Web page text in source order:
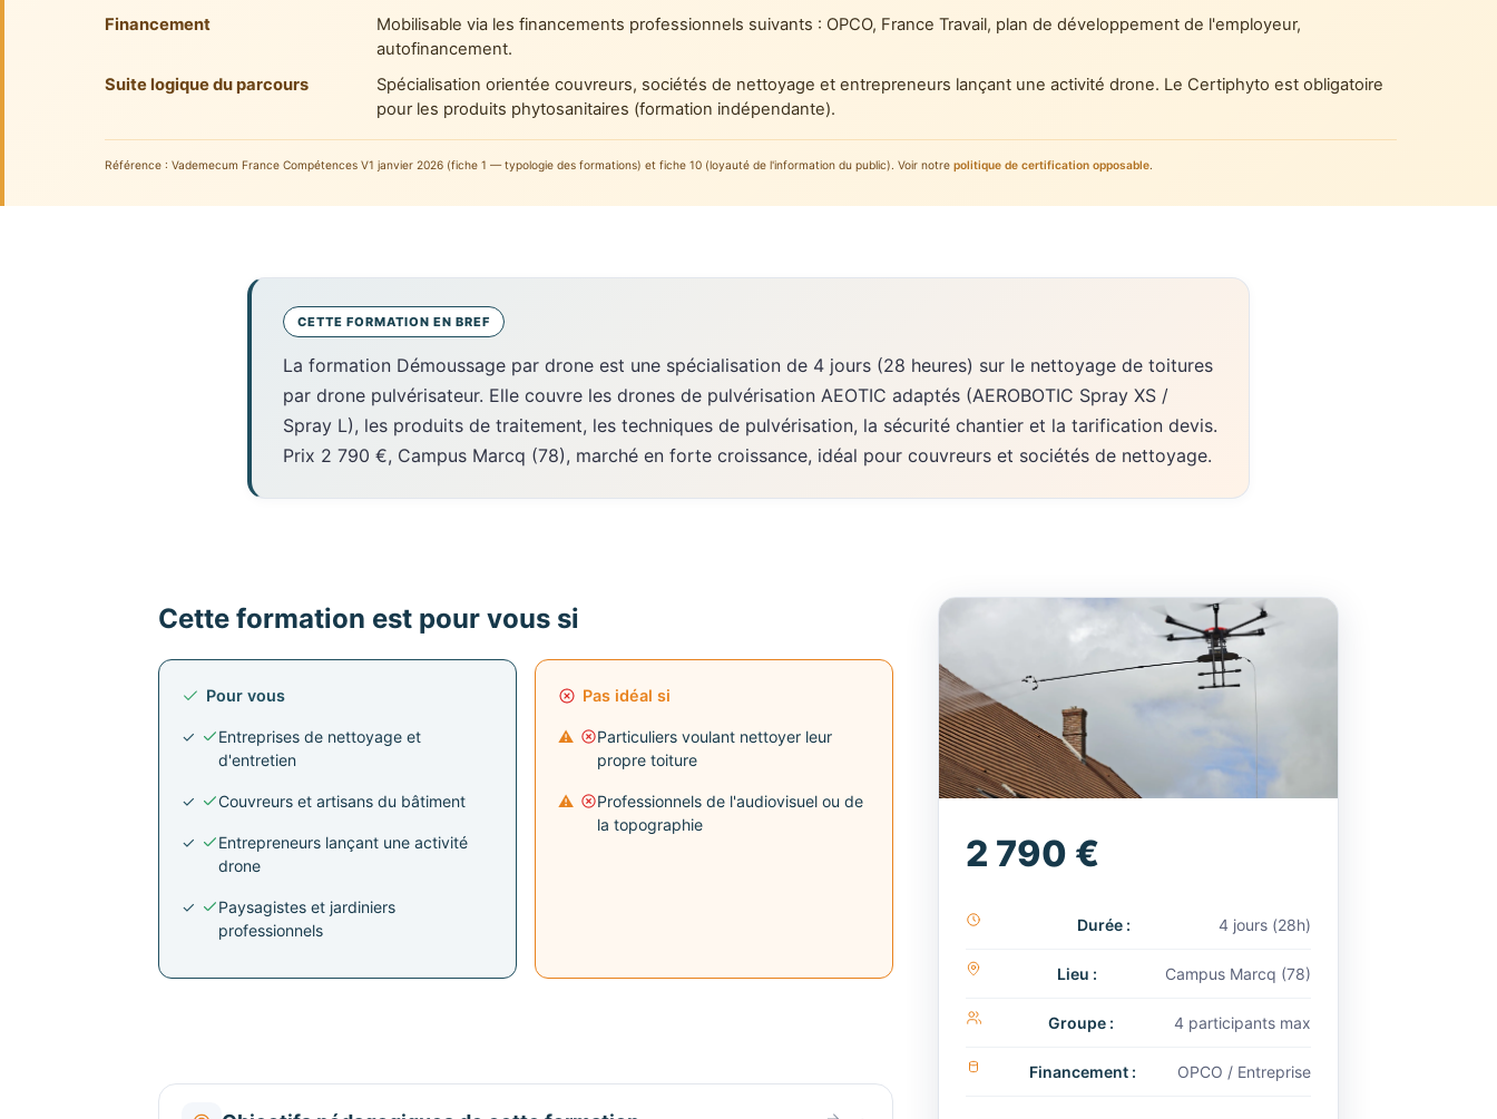
Financement
Mobilisable via les financements professionnels suivants : OPCO, France Travail, plan de développement de l'employeur,
autofinancement.
Suite logique du parcours
Spécialisation orientée couvreurs, sociétés de nettoyage et entrepreneurs lançant une activité drone. Le Certiphyto est obligatoire
pour les produits phytosanitaires (formation indépendante).
Référence : Vademecum France Compétences V1 janvier 2026 (fiche 1 — typologie des formations) et fiche 10 (loyauté de l'information du public). Voir notre politique de certification opposable.
CETTE FORMATION EN BREF
La formation Démoussage par drone est une spécialisation de 4 jours (28 heures) sur le nettoyage de toitures
par drone pulvérisateur. Elle couvre les drones de pulvérisation AEOTIC adaptés (AEROBOTIC Spray XS /
Spray L), les produits de traitement, les techniques de pulvérisation, la sécurité chantier et la tarification devis.
Prix 2 790 €, Campus Marcq (78), marché en forte croissance, idéal pour couvreurs et sociétés de nettoyage.
Cette formation est pour vous si
Pour vous
Entreprises de nettoyage et
d'entretien
Couvreurs et artisans du bâtiment
Entrepreneurs lançant une activité
drone
Paysagistes et jardiniers
professionnels
Pas idéal si
Particuliers voulant nettoyer leur
propre toiture
Professionnels de l'audiovisuel ou de
la topographie
2 790 €
Durée : 4 jours (28h)
Lieu : Campus Marcq (78)
Groupe : 4 participants max
Financement : OPCO / Entreprise